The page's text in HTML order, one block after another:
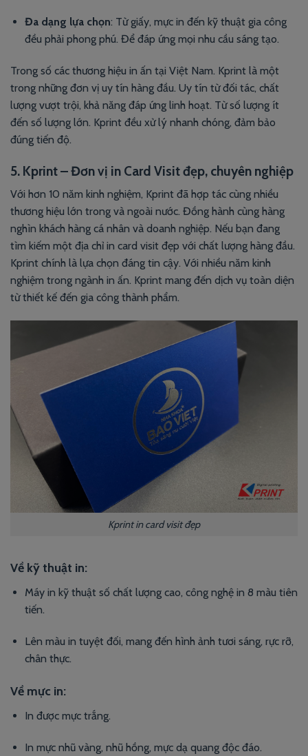
Đa dạng lựa chọn: Từ giấy, mực in đến kỹ thuật gia công
đều phải phong phú. Để đáp ứng mọi nhu cầu sáng tạo.
Trong số các thương hiệu in ấn tại Việt Nam. Kprint là một
trong những đơn vị uy tín hàng đầu. Uy tín từ đối tác, chất
lượng vượt trội, khả năng đáp ứng linh hoạt. Từ số lượng ít
đến số lượng lớn. Kprint đều xử lý nhanh chóng, đảm bảo
đúng tiến độ.
5. Kprint – Đơn vị in Card Visit đẹp, chuyên nghiệp
Với hơn 10 năm kinh nghiệm, Kprint đã hợp tác cùng nhiều
thương hiệu lớn trong và ngoài nước. Đồng hành cùng hàng
nghìn khách hàng cá nhân và doanh nghiệp. Nếu bạn đang
tìm kiếm một địa chỉ in card visit đẹp với chất lượng hàng đầu.
Kprint chính là lựa chọn đáng tin cậy. Với nhiều năm kinh
nghiệm trong ngành in ấn. Kprint mang đến dịch vụ toàn diện
từ thiết kế đến gia công thành phẩm.
Kprint in card visit đẹp
Về kỹ thuật in:
Máy in kỹ thuật số chất lượng cao, công nghệ in 8 màu tiên
tiến.
Lên màu in tuyệt đối, mang đến hình ảnh tươi sáng, rực rỡ,
chân thực.
Về mực in:
In được mực trắng.
In mực nhũ vàng, nhũ hồng, mực dạ quang độc đáo.